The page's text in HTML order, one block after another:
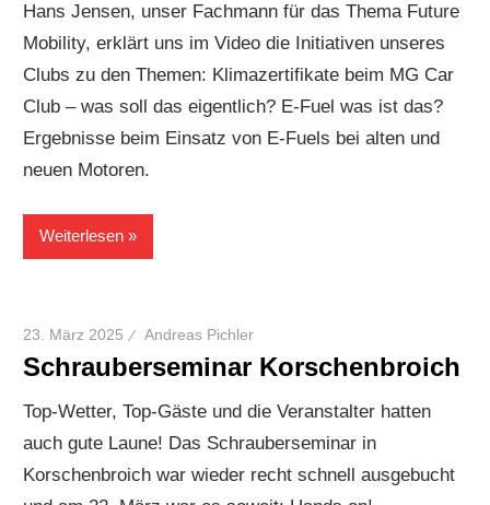
Hans Jensen, unser Fachmann für das Thema Future
Mobility, erklärt uns im Video die Initiativen unseres
Clubs zu den Themen: Klimazertifikate beim MG Car
Club – was soll das eigentlich? E-Fuel was ist das?
Ergebnisse beim Einsatz von E-Fuels bei alten und
neuen Motoren.
Weiterlesen
23. März 2025 Andreas Pichler
Schrauberseminar Korschenbroich
Top-Wetter, Top-Gäste und die Veranstalter hatten
auch gute Laune! Das Schrauberseminar in
Korschenbroich war wieder recht schnell ausgebucht